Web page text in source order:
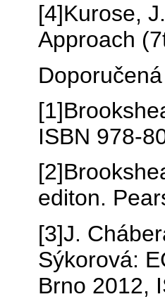
[4]Kurose,
Approach
ISBN 978-
editon.
[3]J.
Sýkorová:
Brno 2012,